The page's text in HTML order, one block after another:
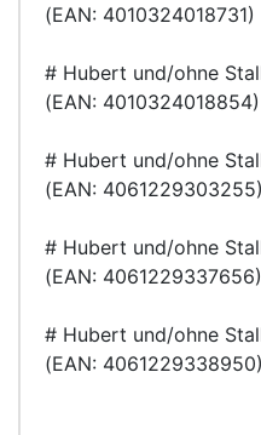
(EAN: 4010324018731)
# Hubert und/ohne
(EAN: 4010324018854)
# Hubert und/ohne
(EAN: 4061229303255)
# Hubert und/ohne
(EAN: 4061229337656)
# Hubert und/ohne
(EAN: 4061229338950)